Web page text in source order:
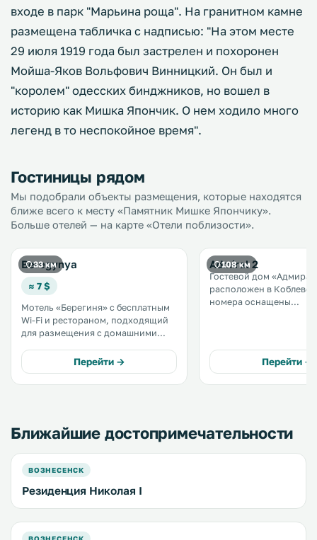
входе в парк "Марьина роща". На гранитном камне
размещена табличка с надписью: "На этом месте
29 июля 1919 года был застрелен и похоронен
Мойша-Яков Вольфович Винницкий. Он был и
"королем" одесских бинджников, но вошел в
историю как Мишка Япончик. О нем ходило много
легенд в то неспокойное время".
Гостиницы рядом
Мы подобрали объекты размещения, которые находятся
ближе всего к месту «Памятник Мишке Япончику».
Больше отелей — на карте «Отели поблизости».
33 км
Beregynya
≈ 7 $
Мотель «Берегиня» с бесплатным
Wi-Fi и рестораном, подходящий
для размещения с домашними
Южноукраинск. На территории
работает бар. Гостям
предоставляется бесплатная
Перейти →
108 км
Admiral 2
Гостевой дом «Адмирал
расположен в Коблево. Все
номера оснащены
номерах обустроена
ванная комната. .
Перейти →
Ближайшие достопримечательности
ВОЗНЕСЕНСК
Резиденция Николая I